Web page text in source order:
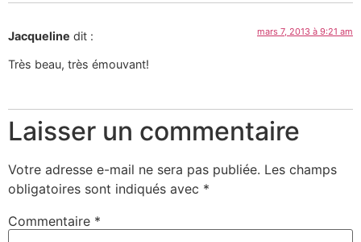
Jacqueline dit : mars 7, 2013 à 9:21 am
Très beau, très émouvant!
Laisser un commentaire
Votre adresse e-mail ne sera pas publiée. Les champs
obligatoires sont indiqués avec *
Commentaire *